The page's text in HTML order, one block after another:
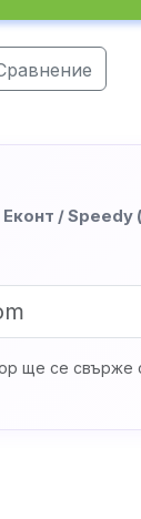
Еконт / Speedy
ще се свърже